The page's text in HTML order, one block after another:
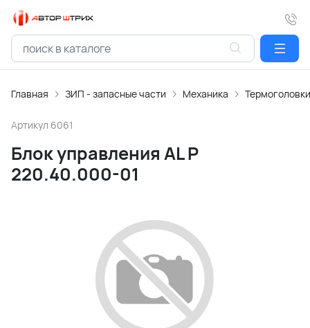
Главная ЗИП - запасные части Механика Термоголовки
Артикул 6061
Блок управления AL P
220.40.000-01